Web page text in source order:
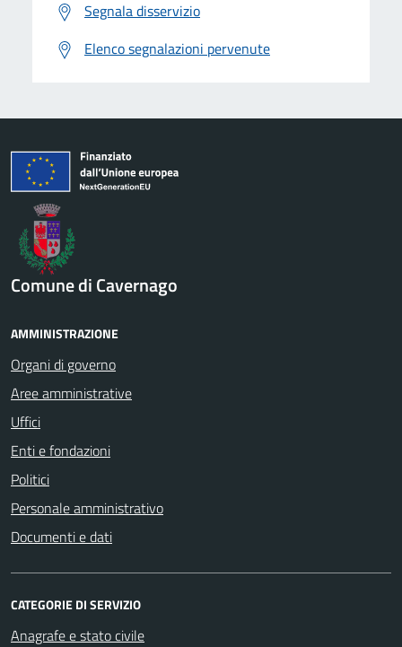
Segnala disservizio
Elenco segnalazioni pervenute
Comune di Cavernago
AMMINISTRAZIONE
Organi di governo
Aree amministrative
Uffici
Enti e fondazioni
Politici
Personale amministrativo
Documenti e dati
CATEGORIE DI SERVIZIO
Anagrafe e stato civile